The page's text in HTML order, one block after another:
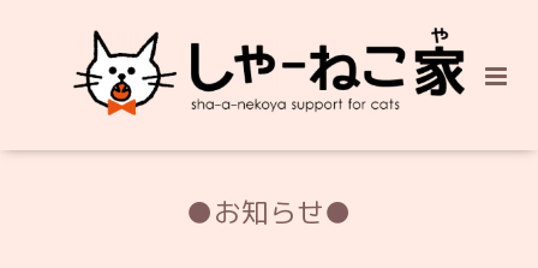
●お知らせ●